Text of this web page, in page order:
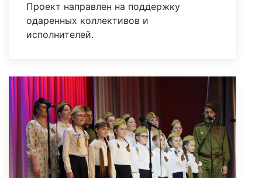
Проект направлен на поддержку
одаренных коллективов и
исполнителей.